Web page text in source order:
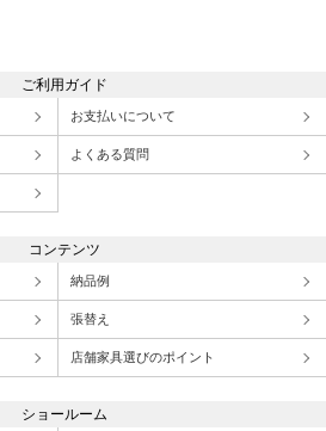
ご利用ガイド
お支払いについて
よくある質問
コンテンツ
納品例
張替え
店舗家具選びのポイント
ショールーム